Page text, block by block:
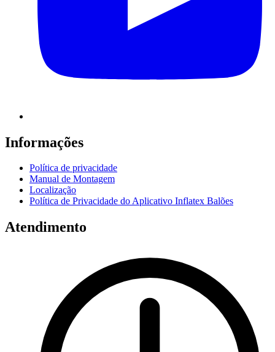
Informações
Política de privacidade
Manual de Montagem
Localização
Política de Privacidade do Aplicativo Inflatex Balões
Atendimento